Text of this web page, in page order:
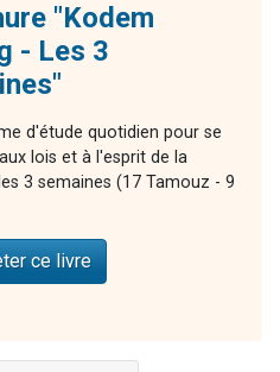
"Kodem
- Les 3
d'étude quotidien pour se
lois et à l'esprit de la
3 semaines (17 Tamouz - 9
ce livre